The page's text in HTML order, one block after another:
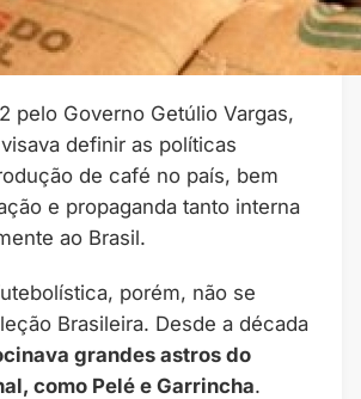
pelo Governo Getúlio Vargas,
definir as políticas
de café no país, bem
e propaganda tanto interna
ao Brasil.
porém, não se
Brasileira. Desde a década
grandes astros do
como Pelé e Garrincha.